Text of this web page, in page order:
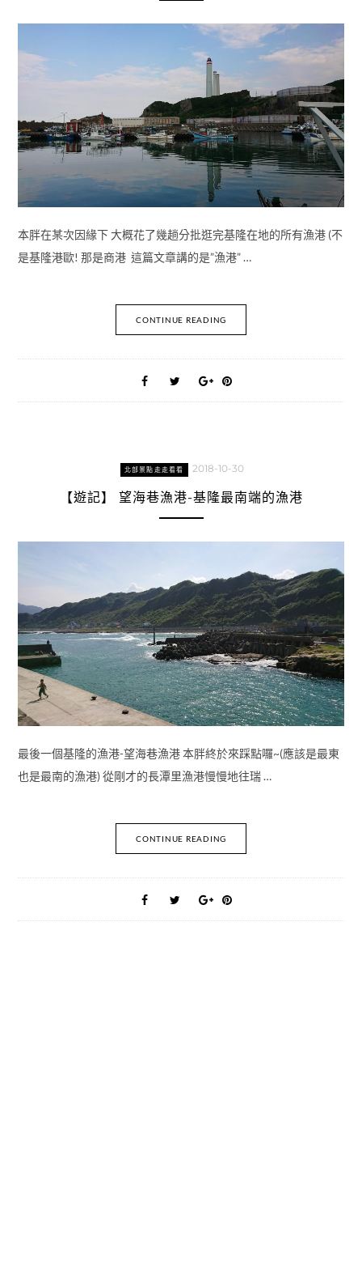
本胖在某次因緣下 大概花了幾趟分批逛完基隆在地的所有漁港 (不
是基隆港歐! 那是商港 這篇文章講的是”漁港” …
CONTINUE READING
北部景點走走看看 2018-10-30
【遊記】 望海巷漁港-基隆最南端的漁港
最後一個基隆的漁港-望海巷漁港 本胖終於來踩點囉~(應該是最東
也是最南的漁港) 從剛才的長潭里漁港慢慢地往瑞 …
CONTINUE READING